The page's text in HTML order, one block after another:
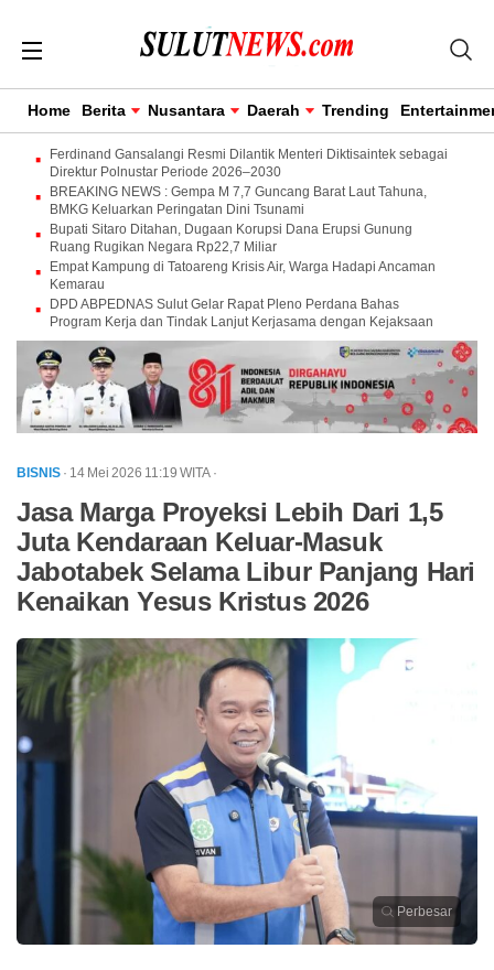
Home Berita Nusantara Daerah Trending
Ferdinand Gansalangi Resmi Dilantik Menteri Diktisaintek sebagai
Direktur Polnustar Periode 2026–2030
BREAKING NEWS : Gempa M 7,7 Guncang Barat Laut Tahuna,
BMKG Keluarkan Peringatan Dini Tsunami
Bupati Sitaro Ditahan, Dugaan Korupsi Dana Erupsi Gunung
Ruang Rugikan Negara Rp22,7 Miliar
Empat Kampung di Tatoareng Krisis Air, Warga Hadapi Ancaman
Kemarau
DPD ABPEDNAS Sulut Gelar Rapat Pleno Perdana Bahas
Program Kerja dan Tindak Lanjut Kerjasama dengan Kejaksaan
BISNIS · 14 Mei 2026 11:19 WITA ·
Jasa Marga Proyeksi Lebih Dari 1,5
Juta Kendaraan Keluar-Masuk
Jabotabek Selama Libur Panjang Hari
Kenaikan Yesus Kristus 2026
Perbesar